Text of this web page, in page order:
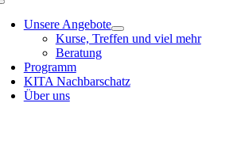
Unsere Angebote
Kurse, Treffen und viel mehr
Beratung
Programm
KITA Nachbarschatz
Über uns